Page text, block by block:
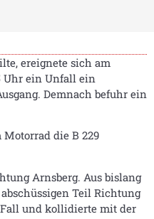
ereignete sich am
Uhr ein Unfall ein
Demnach befuhr ein
die B 229
Arnsberg. Aus bislang
Teil Richtung
und kollidierte mit der